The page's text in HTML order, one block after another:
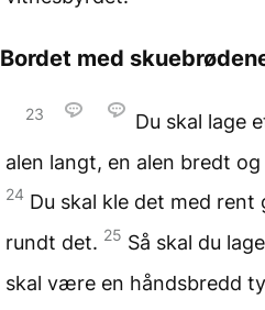
Bordet med
23
Du skal lage
alen langt, en alen bredt
24 Du skal kle det med rent
rundt det. 25 Så skal du
skal være en håndsbredd